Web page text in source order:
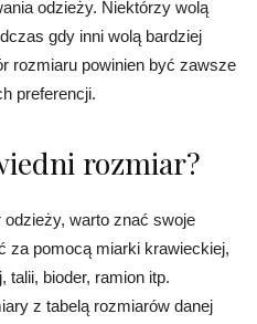
odzieży. Niektórzy wolą
gdy inni wolą bardziej
rozmiaru powinien być zawsze
preferencji.
rozmiar?
warto znać swoje
za pomocą miarki krawieckiej,
talii, bioder, ramion itp.
z tabelą rozmiarów danej